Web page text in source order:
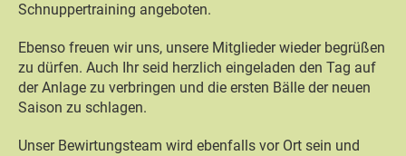
Schnuppertraining angeboten.
Ebenso freuen wir uns, unsere Mitglieder wieder begrüßen
zu dürfen. Auch Ihr seid herzlich eingeladen den Tag auf
der Anlage zu verbringen und die ersten Bälle der neuen
Saison zu schlagen.
Unser Bewirtungsteam wird ebenfalls vor Ort sein und